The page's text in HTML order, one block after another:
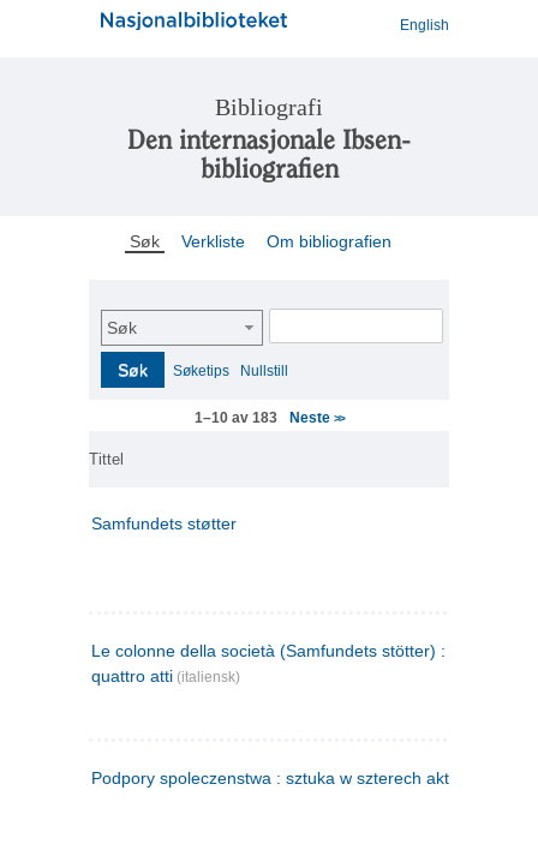
English
Bibliografi
Den internasjonale Ibsen-
bibliografien
Søk Verkliste Om bibliografien
Søk
Søk Søketips Nullstill
1–10 av 183 Neste >>
Tittel
Samfundets støtter
Le colonne della società (Samfundets stötter) : commedia
quattro atti (italiensk)
Podpory spoleczenstwa : sztuka w szterech aktach